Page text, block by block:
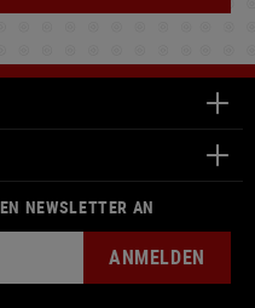
NEWSLETTER AN
ANMELDEN